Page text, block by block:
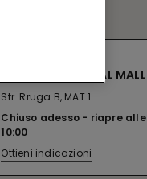
PRISTINA SC ROYAL MALL
Str. Rruga B, MAT 1
Chiuso adesso
riapre alle
10:00
Ottieni indicazioni